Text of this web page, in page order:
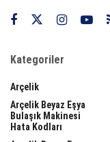
Kategoriler
Arçelik
Arçelik Beyaz Eşya
Bulaşık Makinesi
Hata Kodları